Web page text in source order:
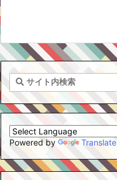
Powered by Translate